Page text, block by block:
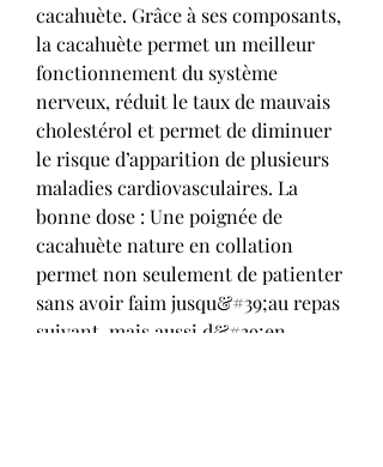
cacahuète. Grâce à ses composants,
la cacahuète permet un meilleur
fonctionnement du système
nerveux, réduit le taux de mauvais
cholestérol et permet de diminuer
le risque d’apparition de plusieurs
maladies cardiovasculaires. La
bonne dose : Une poignée de
cacahuète nature en collation
permet non seulement de patienter
sans avoir faim jusqu&#39;au repas
suivant, mais aussi d&#39;en